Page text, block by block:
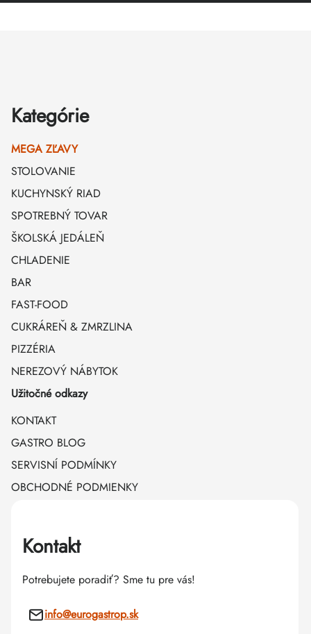
Kategórie
MEGA ZĽAVY
STOLOVANIE
KUCHYNSKÝ RIAD
SPOTREBNÝ TOVAR
ŠKOLSKÁ JEDÁLEŇ
CHLADENIE
BAR
FAST-FOOD
CUKRÁREŇ & ZMRZLINA
PIZZÉRIA
NEREZOVÝ NÁBYTOK
Užitočné odkazy
KONTAKT
GASTRO BLOG
SERVISNÍ PODMÍNKY
OBCHODNÉ PODMIENKY
Kontakt
Potrebujete poradiť? Sme tu pre vás!
info@eurogastrop.sk